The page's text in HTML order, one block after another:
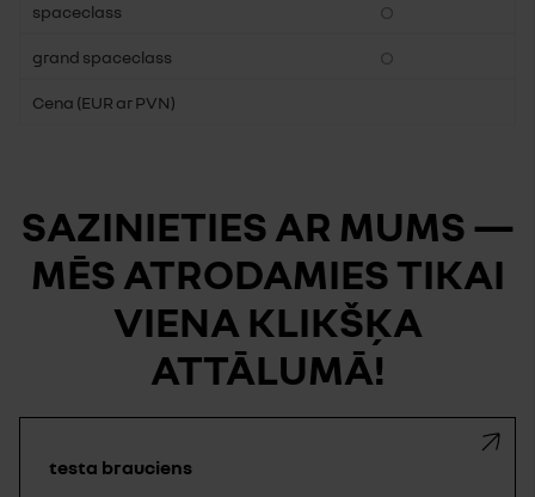
SAZINIETIES AR MUMS —
MĒS ATRODAMIES TIKAI
VIENA KLIKŠĶA
ATTĀLUMĀ!
testa brauciens